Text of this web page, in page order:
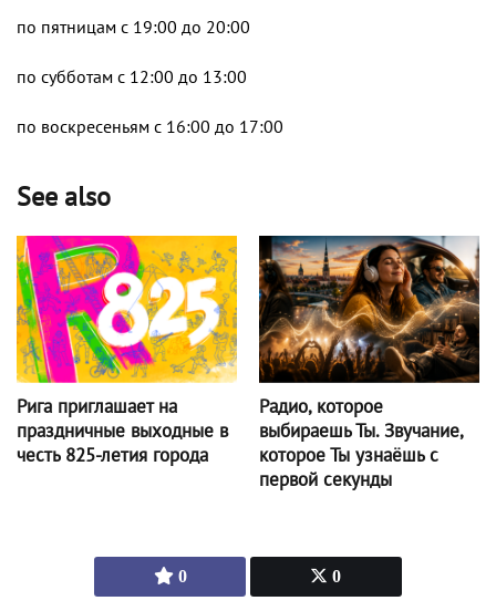
0 0
по пятницам с 19:00 до 20:00
по субботам с 12:00 до 13:00
по воскресеньям с 16:00 до 17:00
See also
Рига приглашает на
праздничные выходные в
честь 825-летия города
Радио, которое
выбираешь Ты. Звучание,
которое Ты узнаёшь с
первой секунды